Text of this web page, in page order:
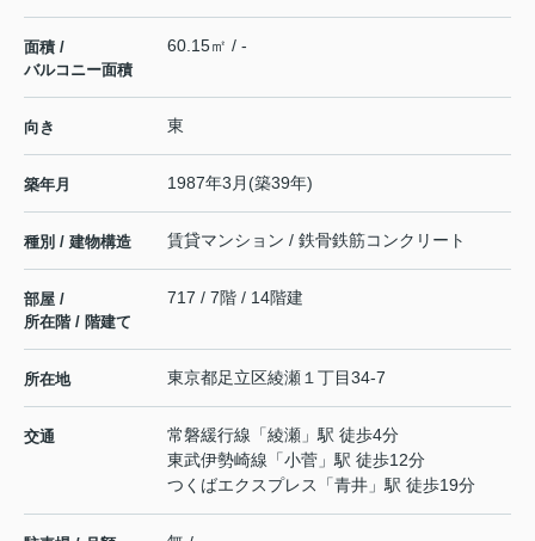
面積 /
バルコニー面積
60.15㎡ / -
向き 東
築年月 1987年3月(築39年)
種別 / 建物構造 賃貸マンション / 鉄骨鉄筋コンクリート
部屋 /
所在階 / 階建て
717 / 7階 / 14階建
所在地 東京都足立区綾瀬１丁目34-7
交通 常磐緩行線 「綾瀬 」駅 徒歩4分
東武伊勢崎線 「小菅 」駅 徒歩12分
つくばエクスプレス
「青井 」駅 徒歩19分